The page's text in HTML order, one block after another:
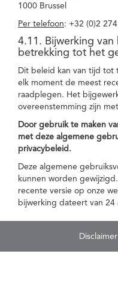
1000 Brussel
Per telefoon: +32 (0)2
4.11. Bijwerking
betrekking tot het
Dit beleid kan van tijd
elk moment de meest
raadplegen. Het
overeenstemming zijn
Door gebruik te maken
met deze algemene
privacybeleid.
Deze algemene
kunnen worden
recente versie op onze
bijwerking dateert van 24
Disclaimer